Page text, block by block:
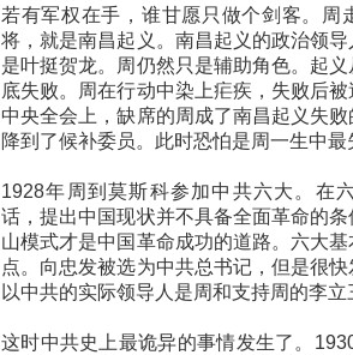
若有军权在手，谁甘愿只做个剑客。周
将，就是南昌起义。南昌起义的政治领
是叶挺贺龙。周仍然只是辅助角色。起
底失败。周在行动中染上疟疾，失败后
中央全会上，缺席的周成了南昌起义失
降到了候补委员。此时恐怕是周一生中
1928年周到莫斯科参加中共六大。在
话，提出中国现状并不具备全面革命的
山模式才是中国革命成功的道路。六大
点。向忠发被选为中共总书记，但是很
以中共的实际领导人是周和支持周的李立
这时中共史上最诡异的事情发生了。